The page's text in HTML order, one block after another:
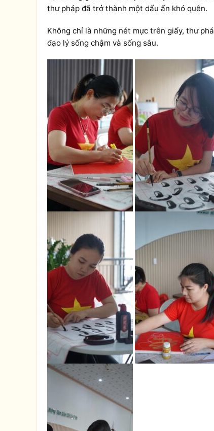
thư pháp đã trở thành một dấu ấn khó quên.
Không chỉ là những nét mực trên giấy, thư
đạo lý sống chậm và sống sâu.